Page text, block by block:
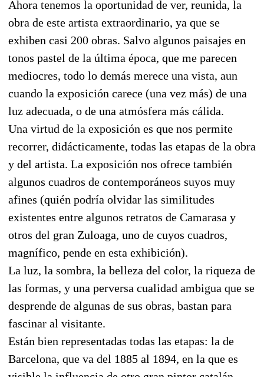
Ahora tenemos la oportunidad de ver, reunida, la
obra de este artista extraordinario, ya que se
exhiben casi 200 obras. Salvo algunos paisajes en
tonos pastel de la última época, que me parecen
mediocres, todo lo demás merece una vista, aun
cuando la exposición carece (una vez más) de una
luz adecuada, o de una atmósfera más cálida.
Una virtud de la exposición es que nos permite
recorrer, didácticamente, todas las etapas de la obra
y del artista. La exposición nos ofrece también
algunos cuadros de contemporáneos suyos muy
afines (quién podría olvidar las similitudes
existentes entre algunos retratos de Camarasa y
otros del gran Zuloaga, uno de cuyos cuadros,
magnífico, pende en esta exhibición).
La luz, la sombra, la belleza del color, la riqueza de
las formas, y una perversa cualidad ambigua que se
desprende de algunas de sus obras, bastan para
fascinar al visitante.
Están bien representadas todas las etapas: la de
Barcelona, que va del 1885 al 1894, en la que es